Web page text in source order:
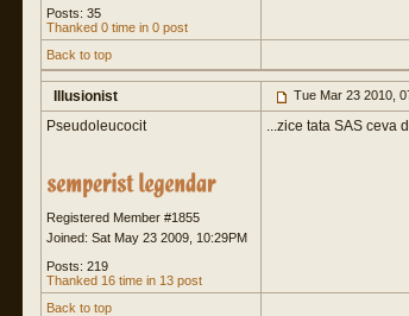
Posts: 35
Thanked 0 time in 0 post
Back to top
Illusionist Tue Mar 23 2010,
Pseudoleucocit
Registered Member #1855
Joined: Sat May 23 2009, 10:29PM
Posts: 219
Thanked 16 time in 13 post
...zice tata SAS ceva
Back to top